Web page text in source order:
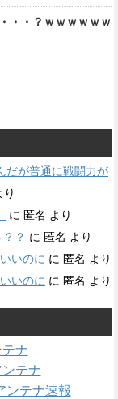
・・？ｗｗｗｗｗｗ
だが普通に戦闘力が
り
に 匿名 より
？ に 匿名 より
いのに に 匿名 より
いのに に 匿名 より
ナ
テナ
ンテナ速報